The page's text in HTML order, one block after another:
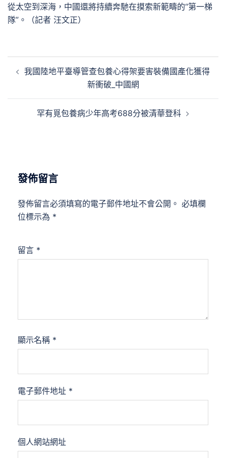
從太空到深海，中國還將持續奔馳在摸索新範疇的“第一梯
隊”。（記者 汪文正）
章 我國陸地平臺導管查包養心得架要害裝備國產化獲得
新衝破_中國網
罕有覓包養病少年高考688分被清華登科
發佈留言
發佈留言必須填寫的電子郵件地址不會公開。 必填欄
位標示為 *
留言 *
顯示名稱 *
電子郵件地址 *
個人網站網址